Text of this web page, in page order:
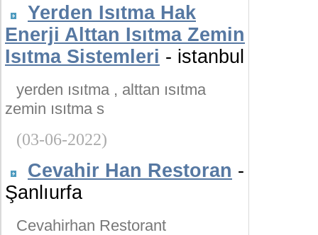
Yerden Isıtma Hak
Enerji Alttan Isıtma Zemin
Isıtma Sistemleri - istanbul
yerden ısıtma , alttan ısıtma
zemin ısıtma s
(03-06-2022)
Cevahir Han Restoran -
Şanlıurfa
Cevahirhan Restorant